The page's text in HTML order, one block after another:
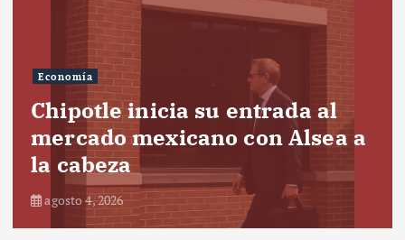
Economía
Chipotle inicia su entrada al
mercado mexicano con Alsea a
la cabeza
agosto 4, 2026